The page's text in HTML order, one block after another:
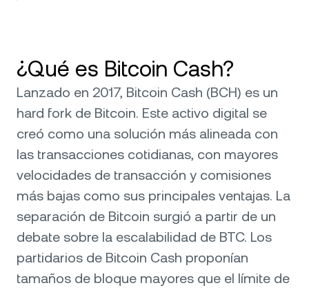
¿Qué es Bitcoin Cash?
Lanzado en 2017, Bitcoin Cash (BCH) es un
hard fork de Bitcoin. Este activo digital se
creó como una solución más alineada con
las transacciones cotidianas, con mayores
velocidades de transacción y comisiones
más bajas como sus principales ventajas. La
separación de Bitcoin surgió a partir de un
debate sobre la escalabilidad de BTC. Los
partidarios de Bitcoin Cash proponían
tamaños de bloque mayores que el límite de